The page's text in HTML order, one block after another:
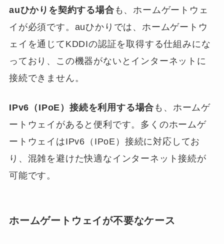
auひかりを契約する場合 も、ホームゲートウェ
イが必須です。auひかりでは、ホームゲートウ
ェイを通じてKDDIの認証を取得する仕組みにな
っており、この機器がないとインターネットに
接続できません。
IPv6（IPoE）接続を利用する場合 も、ホームゲ
ートウェイがあると便利です。多くのホームゲ
ートウェイはIPv6（IPoE）接続に対応してお
り、混雑を避けた快適なインターネット接続が
可能です。
ホームゲートウェイが不要なケース